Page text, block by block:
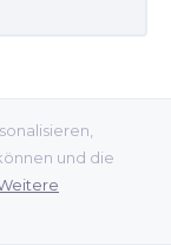
und die